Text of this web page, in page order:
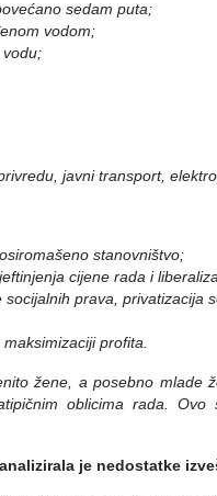
sedam puta;
vodom;
vodu;
javni transport,
stanovništvo;
cijene rada i
prava, privatizacija
profita.
žene, a posebno mlade
oblicima rada.
je nedostatke